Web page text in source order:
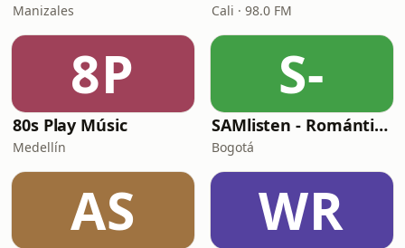
Manizales Cali · 98.0 FM
8P
80s Play Músic
Medellín
S-
SAMlisten - Romántica
Bogotá
AS WR